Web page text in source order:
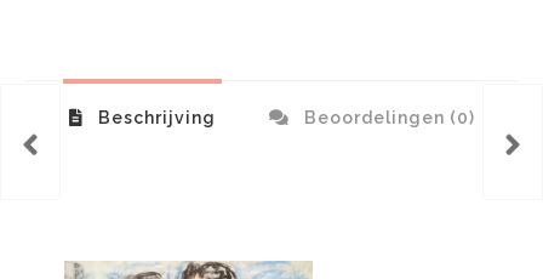
Beschrijving Beoordelingen (0)